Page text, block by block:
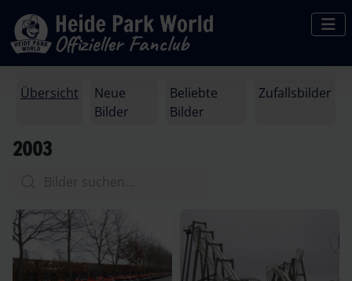
Übersicht
Neue
Bilder
Beliebte
Bilder
Zufallsbilder
2003